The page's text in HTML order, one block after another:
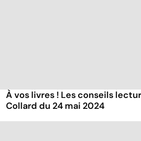
À vos livres ! Les conseils
Collard du 24 mai 2024